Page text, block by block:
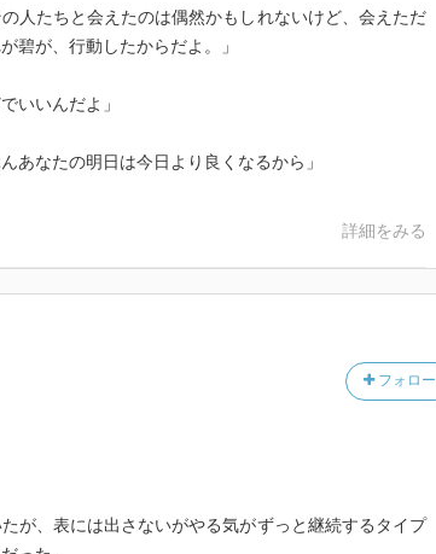
地元に帰ろうかと思う』と唐突に言い出します。『家
と言う安西は『碧と離れたくない』とも言います。そ
だよ』、『「あさのはちみつ」って… ずっと前から朝
よ！』と返す碧。そして、会社を辞め、安西とともに
』に魅せられていく碧の物語が始まりました。
の明日は今日より良くなる…さまざまな人と出会う、
』のかけられたなんとも美味しそうなパンケーキが描
た作品という印象も受けますが、この作品が描くの
』の現場に光を当てていく物語です。あなたは、『蜂
数多の描写の中から幾つかご紹介しましょう。
から始まります。『目が大きくて愛嬌のある顔をして
、『全体的に黄色く、まさしく蜂蜜の色をしている』
人たちと会えたのは偶然かもしれないけど、会えただ
碧が、行動したからだよ。」
いいんだよ」
あなたの明日は今日より良くなるから」
詳細をみる
フォロー
が、表には出さないがやる気がずっと継続するタイプ